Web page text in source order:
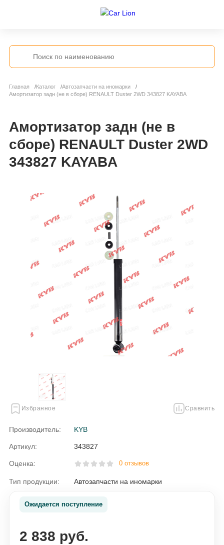
Главная Каталог
Автозапчасти на иномарки
Амортизатор задн (не в сборе) RENAULT Duster 2WD 343827 KAYABA
Амортизатор задн (не в
сборе) RENAULT Duster 2WD
343827 KAYABA
Избранное Сравнить
Производитель: KYB
Артикул: 343827
Оценка: 0 отзывов
Тип продукции: Автозапчасти на иномарки
Ожидается поступление
2 838 руб.